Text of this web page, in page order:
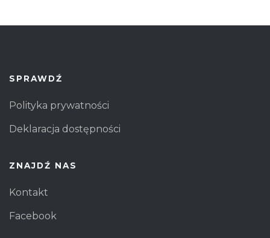
SPRAWDŹ
Polityka prywatności
Deklaracja dostępności
ZNAJDŹ NAS
Kontakt
Facebook